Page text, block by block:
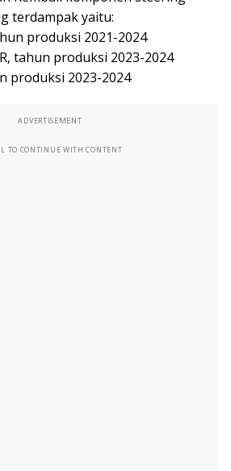
terdampak yaitu:
produksi 2021-2024
tahun produksi 2023-2024
produksi 2023-2024
ADVERTISEMENT
TO CONTINUE WITH CONTENT